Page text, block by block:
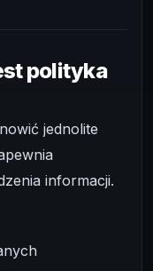
polityka
jednolite
informacji.